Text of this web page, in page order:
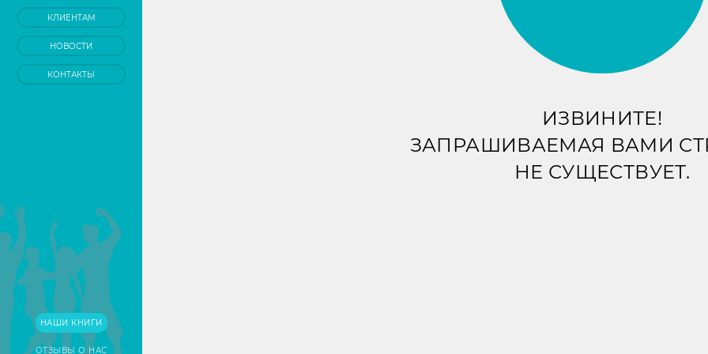
КЛИЕНТАМ
НОВОСТИ
КОНТАКТЫ
НАШИ КНИГИ
ОТЗЫВЫ О НАС
ИЗВИНИТЕ!
ЗАПРАШИВАЕМАЯ ВАМИ
НЕ СУЩЕСТВУЕТ.